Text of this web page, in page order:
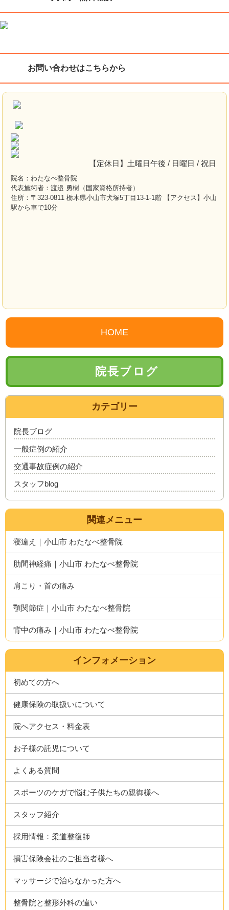
お問い合わせはこちらから
【定休日】土曜日午後 / 日曜日 / 祝日
院名：わたなべ整骨院
代表施術者：渡邉 勇樹（国家資格所持者）
住所：〒323-0811 栃木県小山市犬塚5丁目13-1-1階 【アクセス】小山
駅から車で10分
HOME
院長ブログ
カテゴリー
院長ブログ
一般症例の紹介
交通事故症例の紹介
スタッフblog
関連メニュー
寝違え｜小山市 わたなべ整骨院
肋間神経痛｜小山市 わたなべ整骨院
肩こり・首の痛み
顎関節症｜小山市 わたなべ整骨院
背中の痛み｜小山市 わたなべ整骨院
インフォメーション
初めての方へ
健康保険の取扱いについて
院へアクセス・料金表
お子様の託児について
よくある質問
スポーツのケガで悩む子供たちの親御様へ
スタッフ紹介
採用情報：柔道整復師
損害保険会社のご担当者様へ
マッサージで治らなかった方へ
整骨院と整形外科の違い